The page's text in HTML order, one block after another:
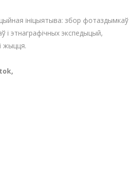
ініцыятыва: збор фотаздымкаў
і этнаграфічных экспедыцый,
жыцця.
,